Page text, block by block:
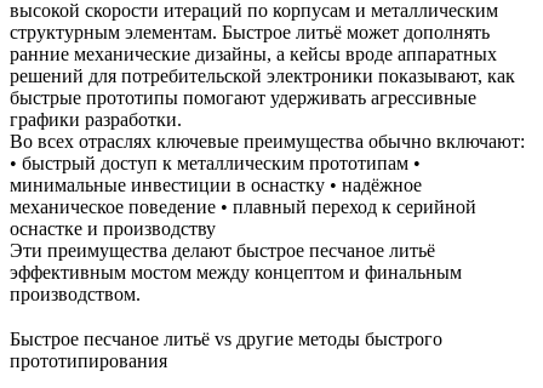
высокой скорости итераций по корпусам и металлическим
структурным элементам. Быстрое литьё может дополнять
ранние механические дизайны, а кейсы вроде аппаратных
решений для потребительской электроники показывают, как
быстрые прототипы помогают удерживать агрессивные
графики разработки.
Во всех отраслях ключевые преимущества обычно включают:
• быстрый доступ к металлическим прототипам •
минимальные инвестиции в оснастку • надёжное
механическое поведение • плавный переход к серийной
оснастке и производству
Эти преимущества делают быстрое песчаное литьё
эффективным мостом между концептом и финальным
производством.
Быстрое песчаное литьё vs другие методы быстрого
прототипирования